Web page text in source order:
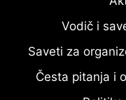
Vodič i
Saveti za
Česta pitanja i